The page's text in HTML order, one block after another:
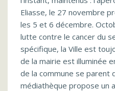
Eliasse, le 27 novembre
les 5 et 6 décembre.
lutte contre le cancer du
spécifique, la Ville est
de la mairie est illuminée
de la commune se parent
médiathèque propose un